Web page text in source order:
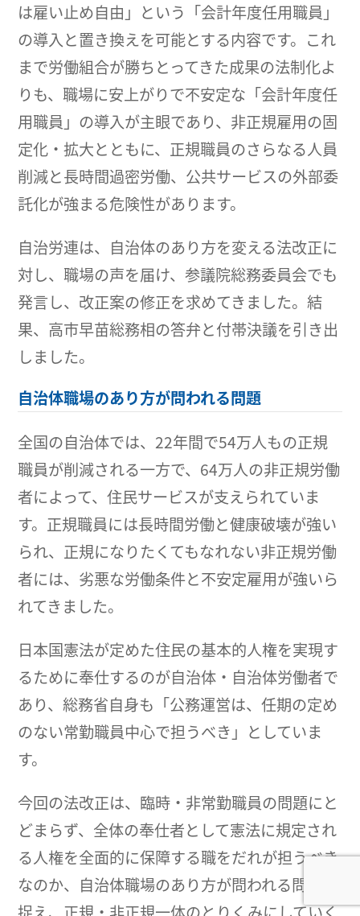
は雇い止め自由」という「会計年度任用職員」
の導入と置き換えを可能とする内容です。これ
まで労働組合が勝ちとってきた成果の法制化よ
りも、職場に安上がりで不安定な「会計年度任
用職員」の導入が主眼であり、非正規雇用の固
定化・拡大とともに、正規職員のさらなる人員
削減と長時間過密労働、公共サービスの外部委
託化が強まる危険性があります。
自治労連は、自治体のあり方を変える法改正に
対し、職場の声を届け、参議院総務委員会でも
発言し、改正案の修正を求めてきました。結
果、高市早苗総務相の答弁と付帯決議を引き出
しました。
自治体職場のあり方が問われる問題
全国の自治体では、22年間で54万人もの正規
職員が削減される一方で、64万人の非正規労働
者によって、住民サービスが支えられていま
す。正規職員には長時間労働と健康破壊が強い
られ、正規になりたくてもなれない非正規労働
者には、劣悪な労働条件と不安定雇用が強いら
れてきました。
日本国憲法が定めた住民の基本的人権を実現す
るために奉仕するのが自治体・自治体労働者で
あり、総務省自身も「公務運営は、任期の定め
のない常勤職員中心で担うべき」としていま
す。
今回の法改正は、臨時・非常勤職員の問題にと
どまらず、全体の奉仕者として憲法に規定され
る人権を全面的に保障する職をだれが担うべき
なのか、自治体職場のあり方が問われる問題と